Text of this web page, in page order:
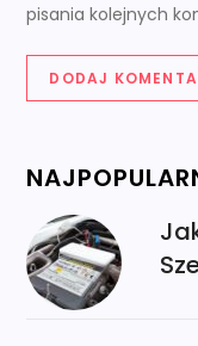
pisania kolejnych